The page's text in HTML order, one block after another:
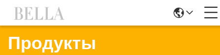
Продукты